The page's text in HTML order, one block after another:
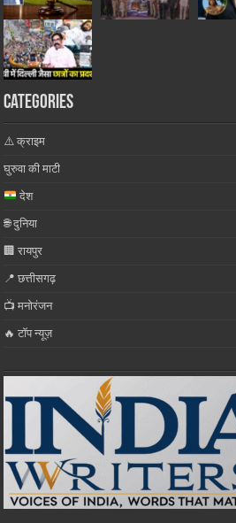
Categories
⚠️ क्राइम
घुरुवा की माटी
देश
🌐 दुनिया
🏢 रायपुर
📍 छत्तीसगढ़
📺 मनोरंजन
🔥 टॉप न्यूज़